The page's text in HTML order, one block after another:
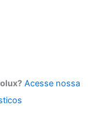
Acesse nossa